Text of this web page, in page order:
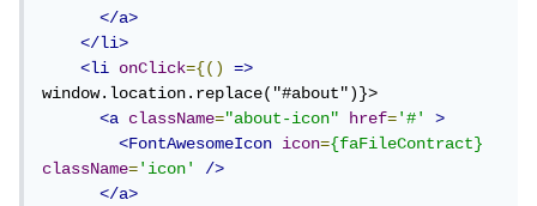
</a>
</li>
<li
onClick={()
=>
window.location.replace("#about")}>
<a
className="about-icon" href='#'
>
<FontAwesomeIcon
icon={faFileContract}
className='icon'
/>
</a>